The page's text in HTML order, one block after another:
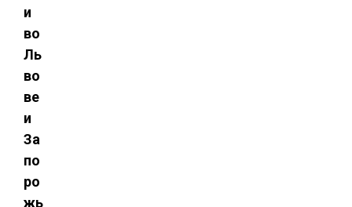
и
во
Ль
во
ве
и
За
по
ро
жь